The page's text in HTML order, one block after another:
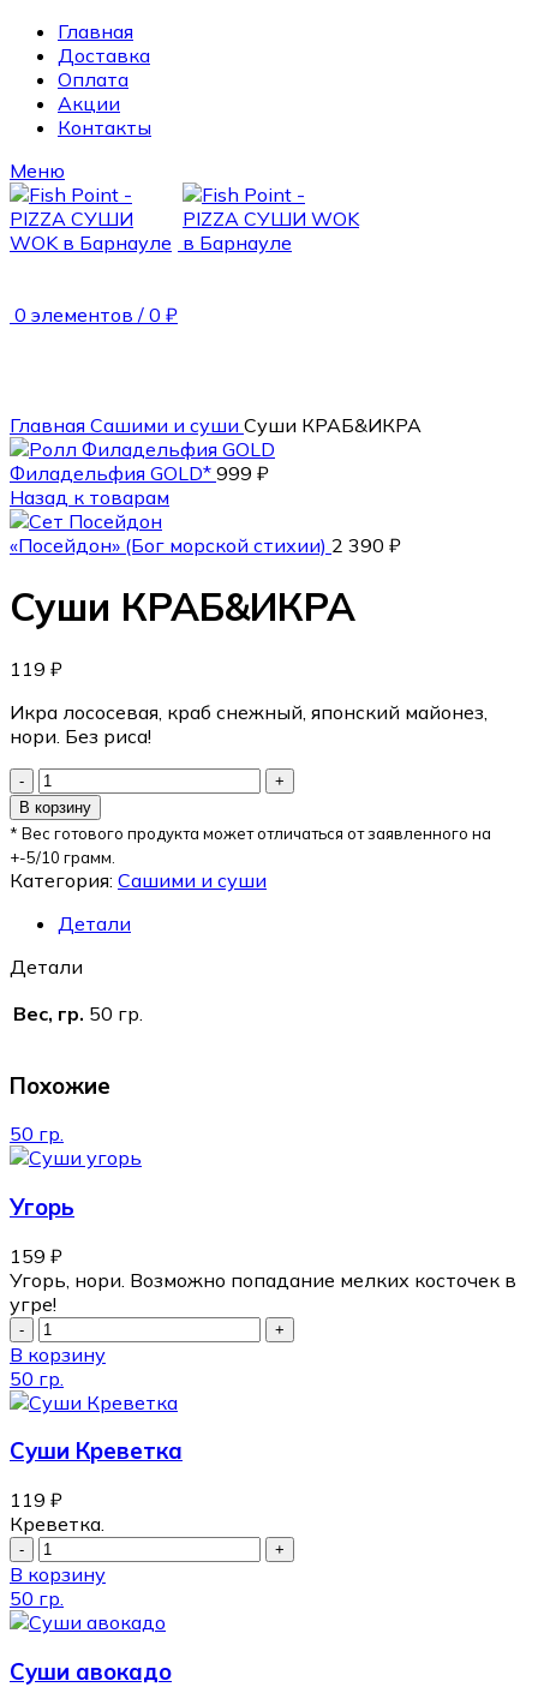
Главная
Доставка
Оплата
Акции
Контакты
Меню
0 элементов / 0 ₽
Главная Сашими и суши Суши КРАБ&ИКРА
Филадельфия GOLD* 999 ₽
Назад к товарам
«Посейдон» (Бог морской стихии) 2 390 ₽
Суши КРАБ&ИКРА
119 ₽
Икра лососевая, краб снежный, японский майонез,
нори. Без риса!
В корзину
* Вес готового продукта может отличаться от заявленного на
+-5/10 грамм.
Категория: Сашими и суши
Детали
Детали
Вес, гр. 50 гр.
Похожие
50 гр.
Угорь
159 ₽
Угорь, нори. Возможно попадание мелких косточек в
угре!
В корзину
50 гр.
Суши Креветка
119 ₽
Креветка.
В корзину
50 гр.
Суши авокадо